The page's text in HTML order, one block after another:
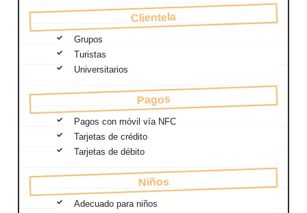
Clientela
Grupos
Turistas
Universitarios
Pagos
Pagos con móvil vía NFC
Tarjetas de crédito
Tarjetas de débito
Niños
Adecuado para niños